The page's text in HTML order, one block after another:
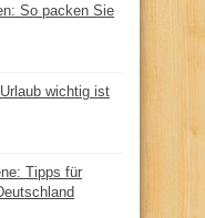
So packen Sie
wichtig ist
Tipps für